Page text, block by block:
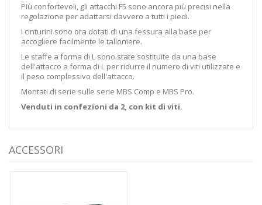
Più confortevoli, gli attacchi F5 sono ancora più precisi nella
regolazione per adattarsi davvero a tutti i piedi.
I cinturini sono ora dotati di una fessura alla base per
accogliere facilmente le talloniere.
Le staffe a forma di L sono state sostituite da una base
dell'attacco a forma di L per ridurre il numero di viti utilizzate e
il peso complessivo dell'attacco.
Montati di serie sulle serie MBS Comp e MBS Pro.
Venduti in confezioni da 2, con kit di viti.
ACCESSORI